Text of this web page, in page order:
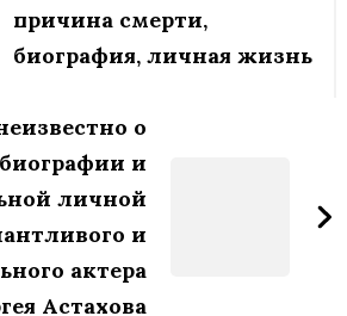
причина смерти,
биография, личная жизнь
о
биографии и
личной
и
актера
Астахова